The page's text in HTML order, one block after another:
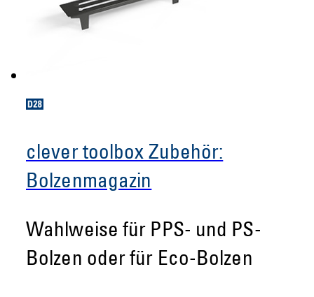
clever toolbox Zubehör:
Bolzenmagazin
Wahlweise für PPS- und PS-
Bolzen oder für Eco-Bolzen